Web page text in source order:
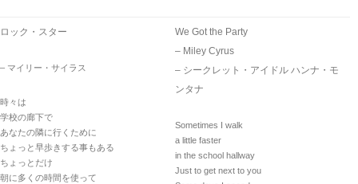
ロック・スター
– マイリー・サイラス
時々は
学校の廊下で
あなたの隣に行くために
ちょっと早歩きする事もある
ちょっとだけ
朝に多くの時間を使って
We Got the Party
– Miley Cyrus
– シークレット・アイドル ハンナ・モ
ンタナ
Sometimes I walk
a little faster
in the school hallway
Just to get next to you